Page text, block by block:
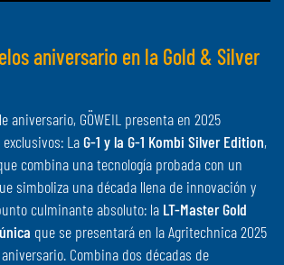
aniversario en la Gold & Silver
aniversario, GÖWEIL presenta en 2025
LaG-1 y la G-1 Kombi Silver Edition,
combina una tecnología probada con un
simboliza una década llena de innovación y
culminante absoluto: la LT-Master Gold
que se presentará en la Agritechnica 2025
Combina dos décadas de